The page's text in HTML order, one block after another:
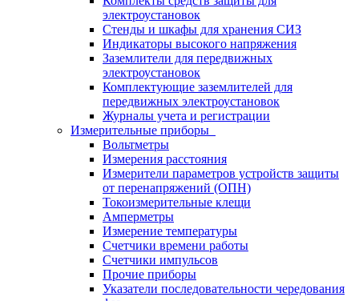
электроустановок
Стенды и шкафы для хранения СИЗ
Индикаторы высокого напряжения
Заземлители для передвижных
электроустановок
Комплектующие заземлителей для
передвижных электроустановок
Журналы учета и регистрации
Измерительные приборы
Вольтметры
Измерения расстояния
Измерители параметров устройств защиты
от перенапряжений (ОПН)
Токоизмерительные клещи
Амперметры
Измерение температуры
Счетчики времени работы
Счетчики импульсов
Прочие приборы
Указатели последовательности чередования